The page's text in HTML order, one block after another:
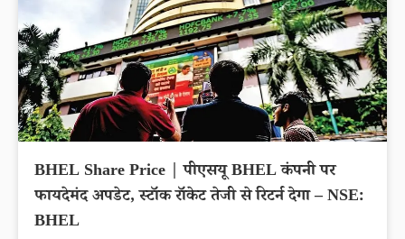
BHEL Share Price | पीएसयू BHEL कंपनी पर
फायदेमंद अपडेट, स्टॉक रॉकेट तेजी से रिटर्न देगा – NSE:
BHEL